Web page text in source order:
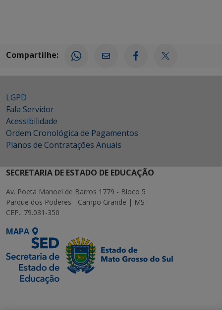
Compartilhe:
LGPD
Fala Servidor
Acessibilidade
Ordem Cronológica de Pagamentos
Planos de Contratações Anuais
SECRETARIA DE ESTADO DE EDUCAÇÃO
Av. Poeta Manoel de Barros 1779 - Bloco 5
Parque dos Poderes - Campo Grande | MS
CEP.: 79.031-350
MAPA